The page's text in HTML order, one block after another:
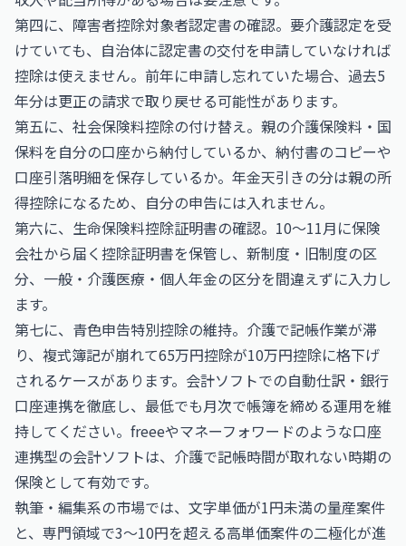
第四に、障害者控除対象者認定書の確認。要介護認定を受
けていても、自治体に認定書の交付を申請していなければ
控除は使えません。前年に申請し忘れていた場合、過去5
年分は更正の請求で取り戻せる可能性があります。
第五に、社会保険料控除の付け替え。親の介護保険料・国
保料を自分の口座から納付しているか、納付書のコピーや
口座引落明細を保存しているか。年金天引きの分は親の所
得控除になるため、自分の申告には入れません。
第六に、生命保険料控除証明書の確認。10〜11月に保険
会社から届く控除証明書を保管し、新制度・旧制度の区
分、一般・介護医療・個人年金の区分を間違えずに入力し
ます。
第七に、青色申告特別控除の維持。介護で記帳作業が滞
り、複式簿記が崩れて65万円控除が10万円控除に格下げ
されるケースがあります。会計ソフトでの自動仕訳・銀行
口座連携を徹底し、最低でも月次で帳簿を締める運用を維
持してください。 freeeやマネーフォワードのような口座
連携型の会計ソフトは、介護で記帳時間が取れない時期の
保険として有効です。
執筆・編集系の市場では、文字単価が1円未満の量産案件
と、専門領域で3〜10円を超える高単価案件の二極化が進